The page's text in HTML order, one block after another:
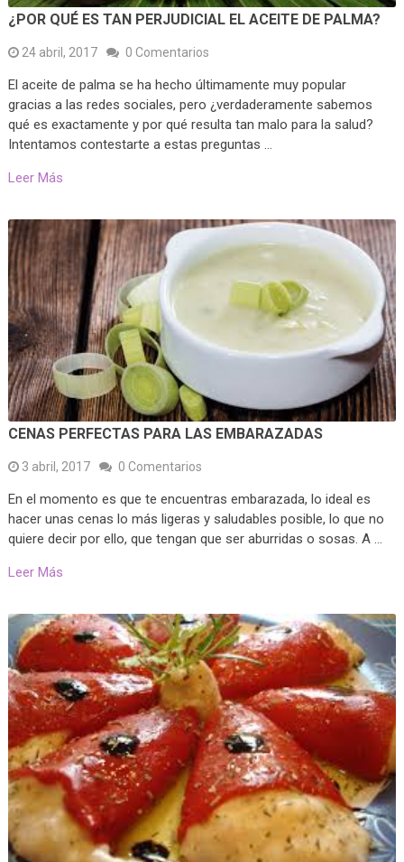
¿POR QUÉ ES TAN PERJUDICIAL EL ACEITE DE PALMA?
24 abril, 2017 0 Comentarios
El aceite de palma se ha hecho últimamente muy popular
gracias a las redes sociales, pero ¿verdaderamente sabemos
qué es exactamente y por qué resulta tan malo para la salud?
Intentamos contestarte a estas preguntas …
Leer Más
CENAS PERFECTAS PARA LAS EMBARAZADAS
3 abril, 2017 0 Comentarios
En el momento es que te encuentras embarazada, lo ideal es
hacer unas cenas lo más ligeras y saludables posible, lo que no
quiere decir por ello, que tengan que ser aburridas o sosas. A …
Leer Más